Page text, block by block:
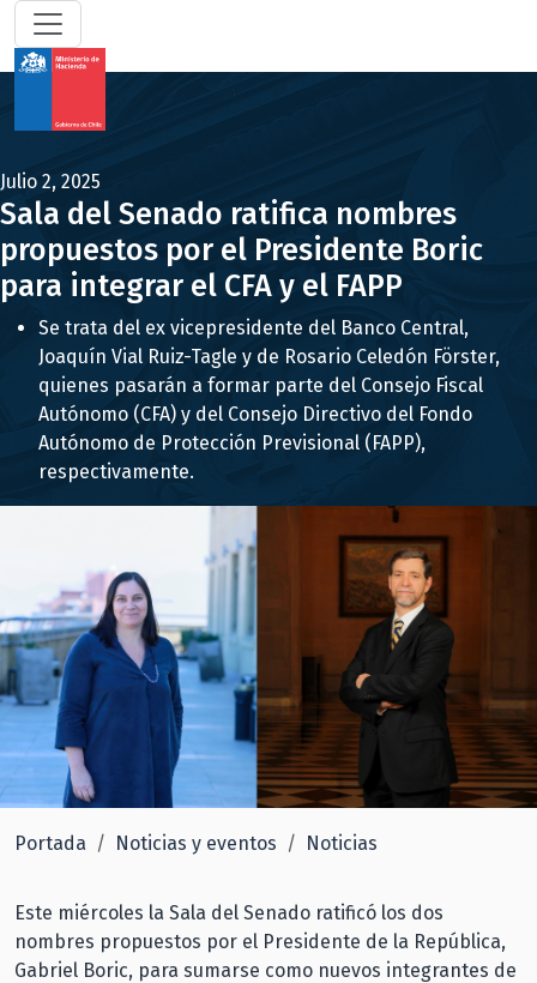
Julio 2, 2025
Sala del Senado ratifica nombres
propuestos por el Presidente Boric
para integrar el CFA y el FAPP
Se trata del ex vicepresidente del Banco Central,
Joaquín Vial Ruiz-Tagle y de Rosario Celedón Förster,
quienes pasarán a formar parte del Consejo Fiscal
Autónomo (CFA) y del Consejo Directivo del Fondo
Autónomo de Protección Previsional (FAPP),
respectivamente.
Portada Noticias y eventos Noticias
Este miércoles la Sala del Senado ratificó los dos
nombres propuestos por el Presidente de la República,
Gabriel Boric, para sumarse como nuevos integrantes de